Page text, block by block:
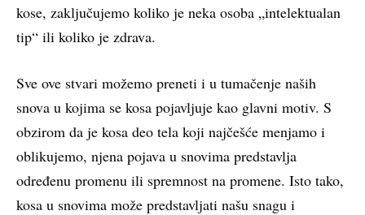
kose, zaključujemo koliko je neka osoba „intelektualan
tip“ ili koliko je zdrava.
Sve ove stvari možemo preneti i u tumačenje naših
snova u kojima se kosa pojavljuje kao glavni motiv. S
obzirom da je kosa deo tela koji najčešće menjamo i
oblikujemo, njena pojava u snovima predstavlja
određenu promenu ili spremnost na promene. Isto tako,
kosa u snovima može predstavljati našu snagu i